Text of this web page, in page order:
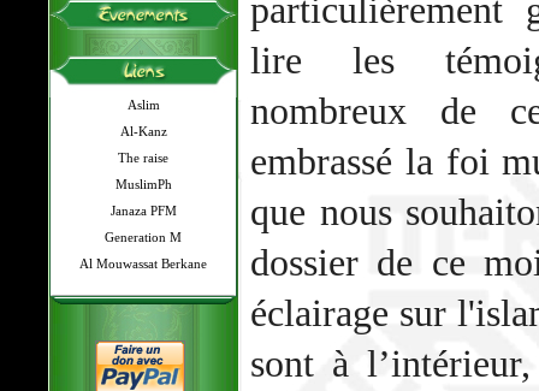
Aslim
Al-Kanz
The raise
MuslimPh
Janaza PFM
Generation M
Al Mouwassat Berkane
particulièrement
lire les
nombreux de
embrassé la foi
que nous
dossier de ce
éclairage sur
sont à